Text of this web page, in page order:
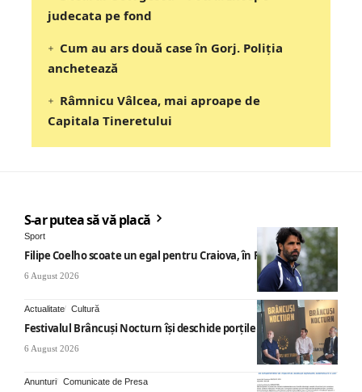
judecata pe fond
Cum au ars două case în Gorj. Poliția
anchetează
Râmnicu Vâlcea, mai aproape de
Capitala Tineretului
S-ar putea să vă placă
Sport
Filipe Coelho scoate un egal pentru Craiova, în Finlanda
6 August 2026
Actualitate Cultură
Festivalul Brâncuși Nocturn își deschide porțile la Târgu Jiu
6 August 2026
Anunturi Comunicate de Presa